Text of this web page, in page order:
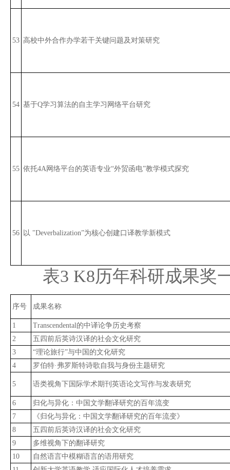
53 高校中外合作办学若干关键问题及对策研究
54 基于Q学习算法的自主学习网络平台研究
55 依托4A网络平台的英语专业“外贸函电”教学模式探究
56 以 "Deverbalization”为核心创建口译教学新模式
表3 K8历年科研成果奖
序号 成果名称
1
Transcendental的中译论争历史考察
2
五四前后英诗汉译的社会文化研究
3
“理论旅行”与中国的文化研究
4
罗伯特·弗罗斯特诗歌自我与身份主题研究
5 语类视角下国际学术期刊英语论文写作与发表研究
6
归化与异化：中国文学翻译研究的百年流变
7
《归化与异化：中国文学翻译研究的百年流变》
8
五四前后英诗汉译的社会文化研究
9
多维视角下的翻译研究
10
自然语言中模糊语言的语用研究